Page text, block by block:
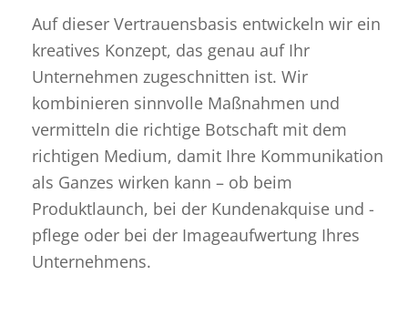
Auf dieser Vertrauensbasis entwickeln wir ein
kreatives Konzept, das genau auf Ihr
Unternehmen zugeschnitten ist. Wir
kombinieren sinnvolle Maßnahmen und
vermitteln die richtige Botschaft mit dem
richtigen Medium, damit Ihre Kommunikation
als Ganzes wirken kann – ob beim
Produktlaunch, bei der Kundenakquise und -
pflege oder bei der Imageaufwertung Ihres
Unternehmens.